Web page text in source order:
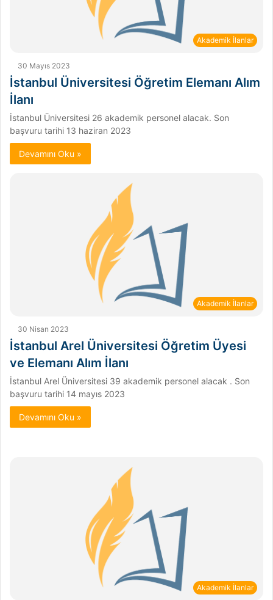
Akademik İlanlar
30 Mayıs 2023
İstanbul Üniversitesi Öğretim Elemanı Alım
İlanı
İstanbul Üniversitesi 26 akademik personel alacak. Son
başvuru tarihi 13 haziran 2023
Devamını Oku »
Akademik İlanlar
30 Nisan 2023
İstanbul Arel Üniversitesi Öğretim Üyesi
ve Elemanı Alım İlanı
İstanbul Arel Üniversitesi 39 akademik personel alacak . Son
başvuru tarihi 14 mayıs 2023
Devamını Oku »
Akademik İlanlar